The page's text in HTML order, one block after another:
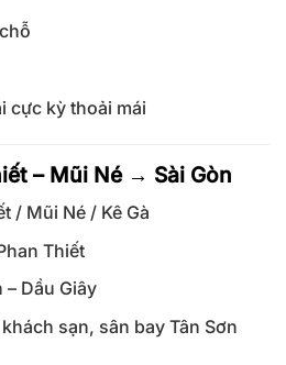
cực kỳ thoải mái
– Mũi Né → Sài Gòn
/ Mũi Né / Kê Gà
Thiết
Dầu Giây
sạn, sân bay Tân Sơn